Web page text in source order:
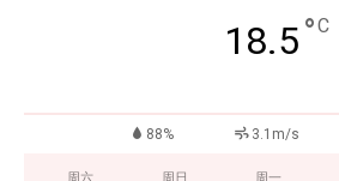
18.5°C
88% 3.1m/s
周六 周日 周一